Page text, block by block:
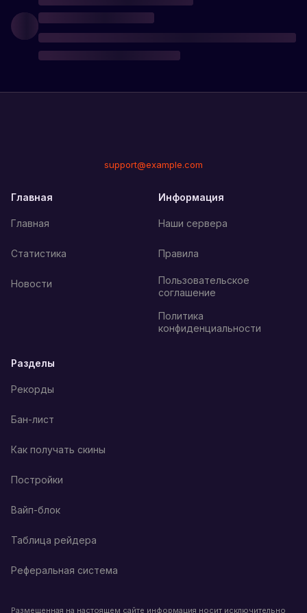
support@example.com
Главная
Главная
Статистика
Новости
Информация
Наши сервера
Правила
Пользовательское
соглашение
Политика
конфиденциальности
Разделы
Рекорды
Бан-лист
Как получать скины
Постройки
Вайп-блок
Таблица рейдера
Реферальная система
Размещенная на настоящем сайте информация носит исключительно